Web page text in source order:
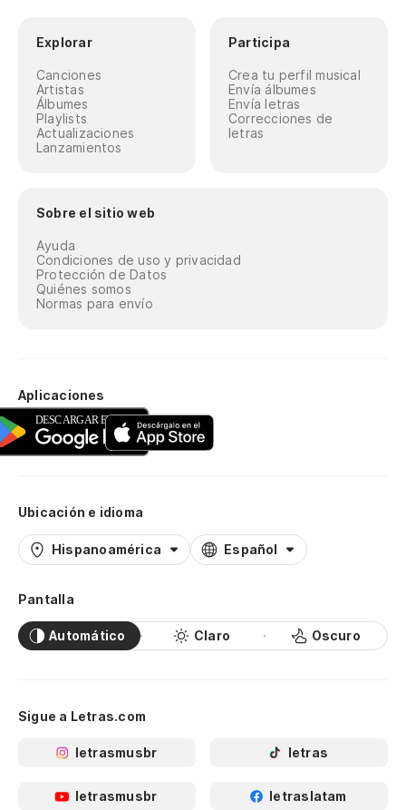
Explorar
Canciones
Artistas
Álbumes
Playlists
Actualizaciones
Lanzamientos
Participa
Crea tu perfil musical
Envía álbumes
Envía letras
Correcciones de
letras
Sobre el sitio web
Ayuda
Condiciones de uso y privacidad
Protección de Datos
Quiénes somos
Normas para envío
Aplicaciones
Ubicación e idioma
Hispanoamérica Español
Pantalla
Automático Claro Oscuro
Sigue a Letras.com
letrasmusbr letras
letrasmusbr letraslatam